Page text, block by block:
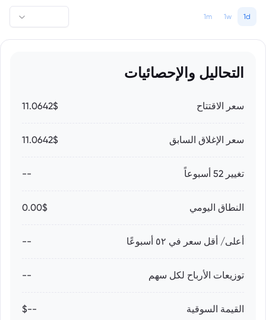
1d
1w
1m
التحاليل والإحصائيات
سعر الاقتتاح 11.0642$
سعر الإغلاق السابق 11.0642$
تغيير 52 أسبوعاً --
النطاق اليومي 0.00$
أعلى/ أقل سعر في ٥٢ أسبوعًا --
توزيعات الأرباح لكل سهم --
القيمة السوقية --$